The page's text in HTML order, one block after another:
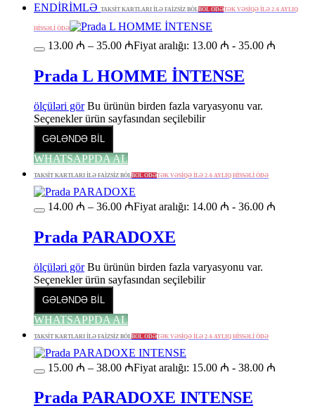
ENDİRİMLƏ TAKSİT KARTLARI İLƏ FAİZSİZ BÖLBÖL ÖDƏTƏK VƏSİQƏ İLƏ 2-6 AYLIQ
HİSSƏLİ ÖDƏ
13.00 ₼ – 35.00 ₼Fiyat aralığı: 13.00 ₼ - 35.00 ₼
Prada L HOMME İNTENSE
ölçüləri gör Bu ürünün birden fazla varyasyonu var.
Seçenekler ürün sayfasından seçilebilir
GƏLƏNDƏ BİL
WHATSAPPDA AL
TAKSİT KARTLARI İLƏ FAİZSİZ BÖLBÖL ÖDƏTƏK VƏSİQƏ İLƏ 2-6 AYLIQ HİSSƏLİ ÖDƏ
14.00 ₼ – 36.00 ₼Fiyat aralığı: 14.00 ₼ - 36.00 ₼
Prada PARADOXE
ölçüləri gör Bu ürünün birden fazla varyasyonu var.
Seçenekler ürün sayfasından seçilebilir
GƏLƏNDƏ BİL
WHATSAPPDA AL
TAKSİT KARTLARI İLƏ FAİZSİZ BÖLBÖL ÖDƏTƏK VƏSİQƏ İLƏ 2-6 AYLIQ HİSSƏLİ ÖDƏ
15.00 ₼ – 38.00 ₼Fiyat aralığı: 15.00 ₼ - 38.00 ₼
Prada PARADOXE INTENSE